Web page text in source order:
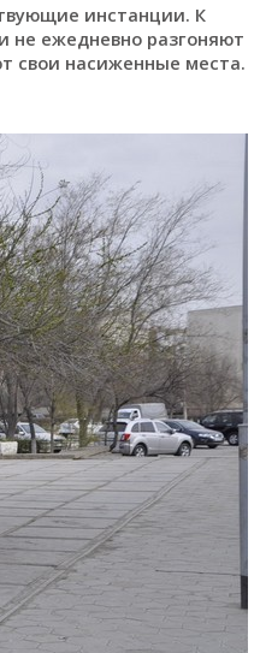
инстанции. К
не ежедневно разгоняют
свои насиженные места.